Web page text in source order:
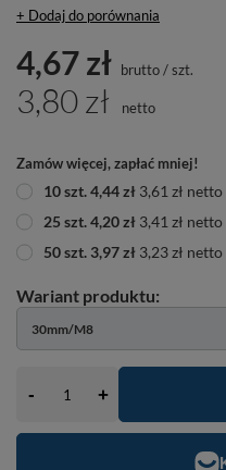
+ Dodaj do porównania
30mm/M8
- +
4,67 zł brutto/szt.
3,80 zł netto
Zamów więcej, zapłać mniej!
10szt.4,44 zł 3,61 zł netto
25 szt.4,20 zł 3,41 zł netto
50szt. 3,97 zł 3,23 zł netto